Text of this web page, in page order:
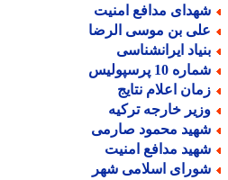
مدافع امنیت
بن موسی الرضا
ایرانشناسی
10 پرسپولیس
اعلام نتایج
خارجه ترکیه
محمود صارمی
مدافع امنیت
اسلامی شهر